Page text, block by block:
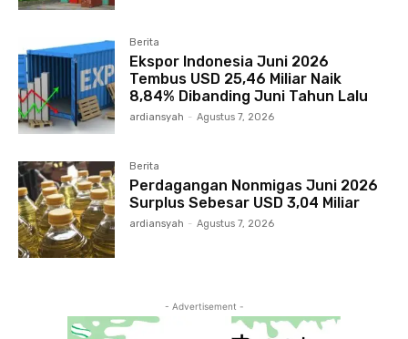
Berita
Ekspor Indonesia Juni 2026
Tembus USD 25,46 Miliar Naik
8,84% Dibanding Juni Tahun Lalu
ardiansyah - Agustus 7, 2026
Berita
Perdagangan Nonmigas Juni 2026
Surplus Sebesar USD 3,04 Miliar
ardiansyah - Agustus 7, 2026
- Advertisement -